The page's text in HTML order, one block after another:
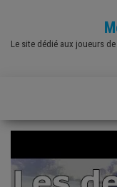
theLe site dédié aux joueurs